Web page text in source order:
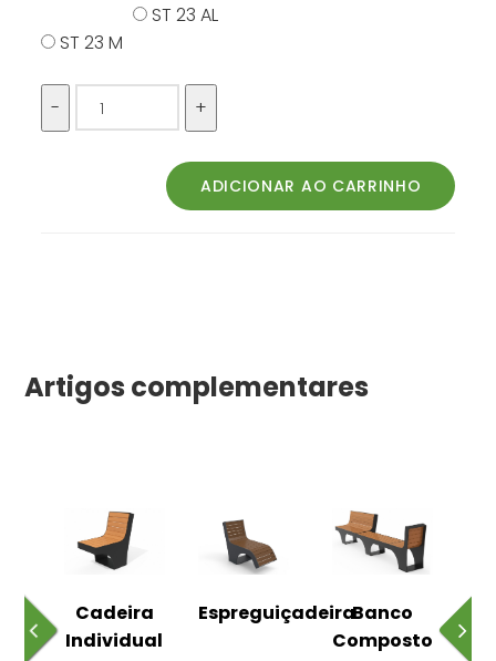
ST 23 AL
ST 23 M
Artigos complementares
Cadeira
Individual
EspreguiçadeiraBanco
Composto